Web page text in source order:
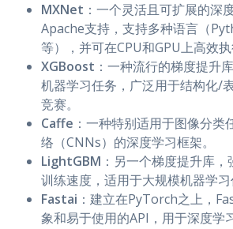
MXNet ：一个灵活且可扩展的深
Apache支持，支持多种语言（
等），并可在CPU和GPU上高效执
XGBoost ：一种流行的梯度提升
机器学习任务，广泛用于结构化/
竞赛。
Caffe ：一种特别适用于图像分类
络（CNNs）的深度学习框架。
LightGBM ：另一个梯度提升库
训练速度，适用于大规模机器学习
Fastai ：建立在PyTorch之上，
象和易于使用的API，用于深度学